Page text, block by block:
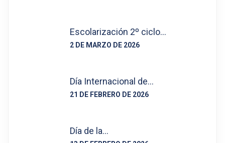
Escolarización 2º ciclo…
2 DE MARZO DE 2026
Día Internacional de…
21 DE FEBRERO DE 2026
Día de la…